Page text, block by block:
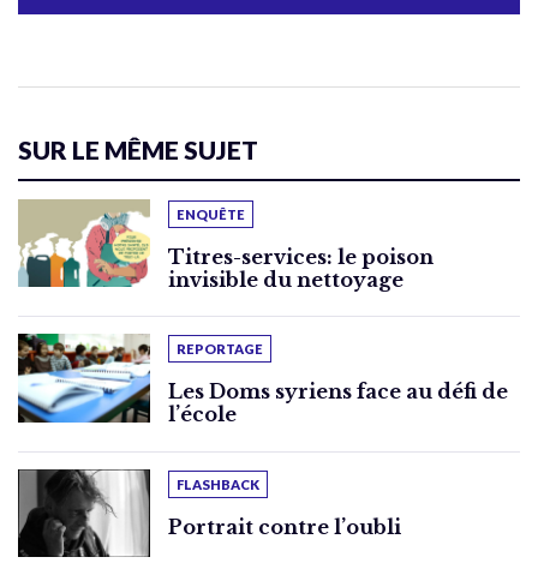
SUR LE MÊME SUJET
ENQUÊTE
Titres-services: le poison
invisible du nettoyage
REPORTAGE
Les Doms syriens face au défi de
l’école
FLASHBACK
Portrait contre l’oubli